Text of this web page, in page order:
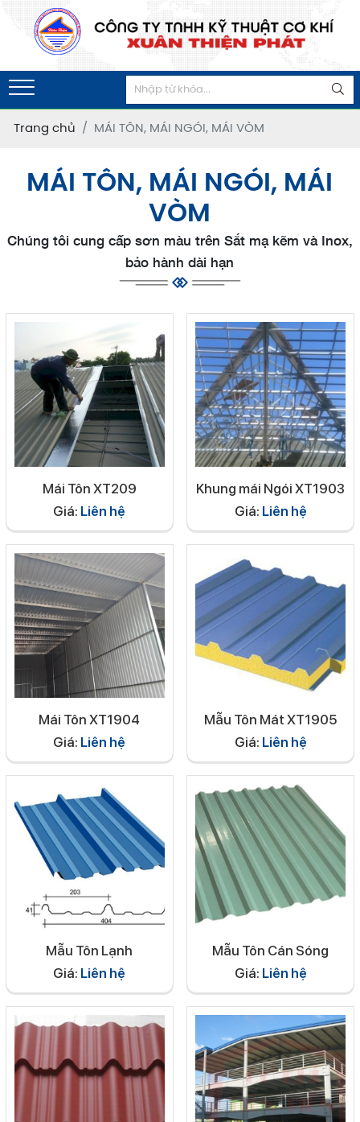
Trang chủ MÁI TÔN, MÁI NGÓI, MÁI VÒM
MÁI TÔN, MÁI NGÓI, MÁI
VÒM
Chúng tôi cung cấp sơn màu trên Sắt mạ kẽm và Inox,
bảo hành dài hạn
Mái Tôn XT209
Giá: Liên hệ
Khung mái Ngói XT1903
Giá: Liên hệ
Mái Tôn XT1904
Giá: Liên hệ
Mẫu Tôn Mát XT1905
Giá: Liên hệ
Mẫu Tôn Lạnh
Giá: Liên hệ
Mẫu Tôn Cán Sóng
Giá: Liên hệ